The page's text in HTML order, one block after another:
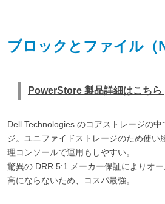
ブロックとファイル（
PowerStore 製品詳細はこちら
Dell Technologies のコアストレージの
ジ。ユニファイドストレージのため使い
理コンソールで運用もしやすい。
驚異の DRR 5:1 メーカー保証によりオ
高にならないため、コスパ最強。